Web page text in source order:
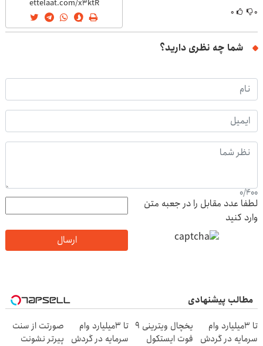
۰ ۰
شما چه نظری دارید؟
0/400
لطفا عدد مقابل را در جعبه متن
وارد کنید
ارسال
مطالب پیشنهادی
تا 3میلیارد وام
سرمایه در گردش
یخچال ویترینی 9
فوت ایستکول
تا 3میلیارد وام
سرمایه در گردش
صورتت از سنت
پیرتر نشونت